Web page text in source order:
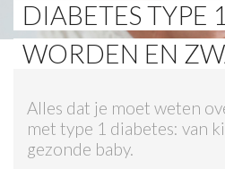
LIFESTYLE
SHOPS
ACTIES & KORTING
DIABETES TYPE
WORDEN EN
Alles dat je moet weten
met type 1 diabetes: van
gezonde baby.